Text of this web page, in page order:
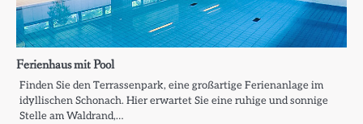
Ferienhaus mit Pool
Finden Sie den Terrassenpark, eine großartige Ferienanlage im
idyllischen Schonach. Hier erwartet Sie eine ruhige und sonnige
Stelle am Waldrand,…